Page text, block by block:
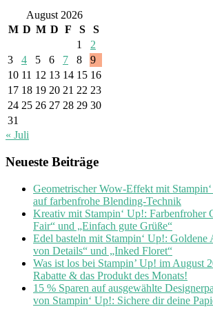
August 2026
M D M D F S
S
1
2
3
4 5 6 7 8
9
10 11 12 13 14 15 16
17 18 19 20 21 22 23
24 25 26 27 28 29 30
31
« Juli
Neueste Beiträge
Geometrischer Wow-Effekt mit
auf farbenfrohe Blending-Technik
Kreativ mit Stampin‘ Up!: Farbenfroher
Fair“ und „Einfach gute Grüße“
Edel basteln mit Stampin‘ Up!: Goldene
von Details“ und „Inked Floret“
Was ist los bei Stampin’ Up! im August
Rabatte & das Produkt des Monats!
15 % Sparen auf ausgewählte
von Stampin‘ Up!: Sichere dir deine